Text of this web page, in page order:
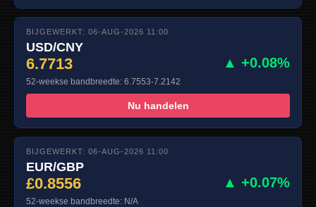
BIJGEWERKT: 06-AUG-2026 11:00
USD/CNY
6.7713 ▲ +0.08%
52-weekse bandbreedte: 6.7553-7.2142
Nu handelen
BIJGEWERKT: 06-AUG-2026 11:00
EUR/GBP
£0.8556 ▲ +0.07%
52-weekse bandbreedte: N/A